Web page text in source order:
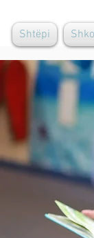
Shtëpi